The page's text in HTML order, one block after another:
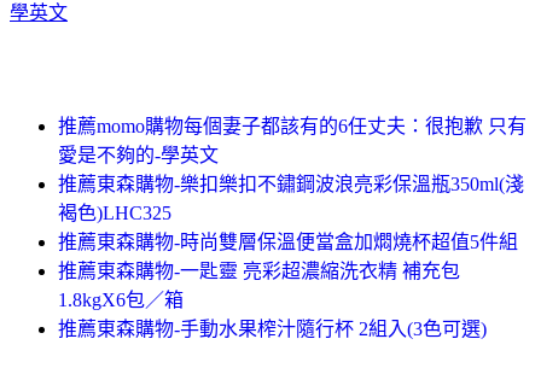
學英文
推薦momo購物每個妻子都該有的6任丈夫：很抱歉 只有
愛是不夠的-學英文
推薦東森購物-樂扣樂扣不鏽鋼波浪亮彩保溫瓶350ml(淺
褐色)LHC325
推薦東森購物-時尚雙層保溫便當盒加燜燒杯超值5件組
推薦東森購物-一匙靈 亮彩超濃縮洗衣精 補充包
1.8kgX6包／箱
推薦東森購物-手動水果榨汁隨行杯 2組入(3色可選)